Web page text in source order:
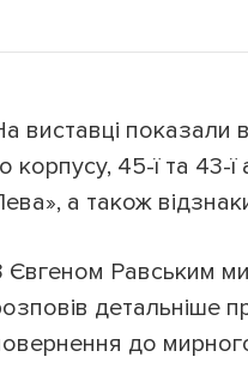
виставці показали
корпусу, 45-ї та 43-
а також
Євгеном Равським ми
детальніше
до